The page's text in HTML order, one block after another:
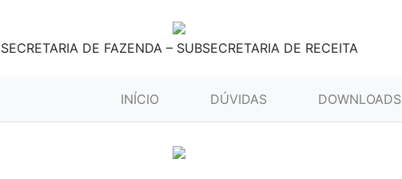
SECRETARIA DE FAZENDA – SUBSECRETARIA DE RECEITA
INÍCIO (CURRENT)DÚVIDAS DOWNLOADS